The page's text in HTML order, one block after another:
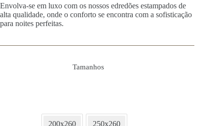
Envolva-se em luxo com os nossos edredões estampados de
alta qualidade, onde o conforto se encontra com a sofisticação
para noites perfeitas.
Tamanhos
200x260 250x260